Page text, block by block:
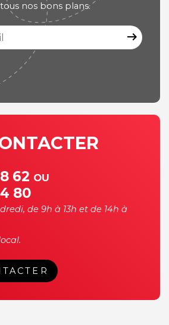
nos bons plans.
arrow_right_alt
62 OU
80
de 9h à 13h et de 14h à